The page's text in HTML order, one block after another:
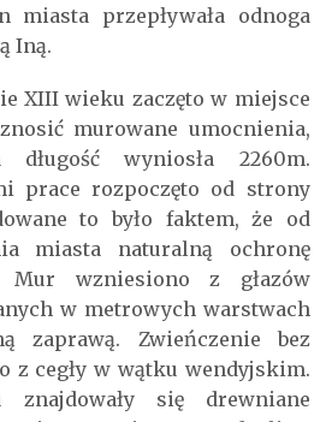
miasta przepływała odnoga
Iną.
XIII wieku zaczęto w miejsce
murowane umocnienia,
długość wyniosła 2260m.
prace rozpoczęto od strony
to było faktem, że od
miasta naturalną ochronę
Mur wzniesiono z głazów
w metrowych warstwach
zaprawą. Zwieńczenie bez
z cegły w wątku wendyjskim.
się drewniane